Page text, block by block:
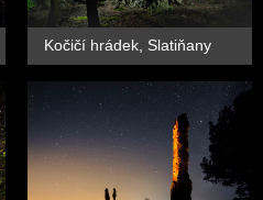
Kočičí hrádek, Slatiňany